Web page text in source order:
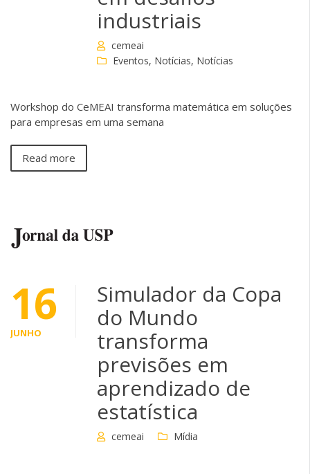
industriais
cemeai
Eventos, Notícias, Notícias
Workshop do CeMEAI transforma matemática em soluções
para empresas em uma semana
Read more
16
JUNHO
Simulador da Copa
do Mundo
transforma
previsões em
aprendizado de
estatística
cemeai Mídia